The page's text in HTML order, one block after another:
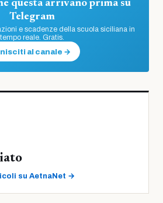
questa arrivano prima su
Telegram
e scadenze della scuola siciliana in
tempo reale. Gratis.
al canale →
su AetnaNet →